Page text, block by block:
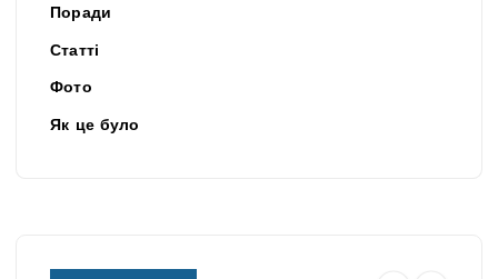
Поради
Статті
Фото
Як це було